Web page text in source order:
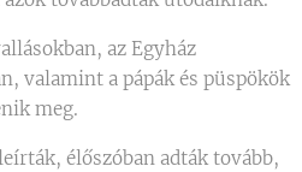
az Egyház
valamint a pápák és püspökök
meg.
élőszóban adták tovább,